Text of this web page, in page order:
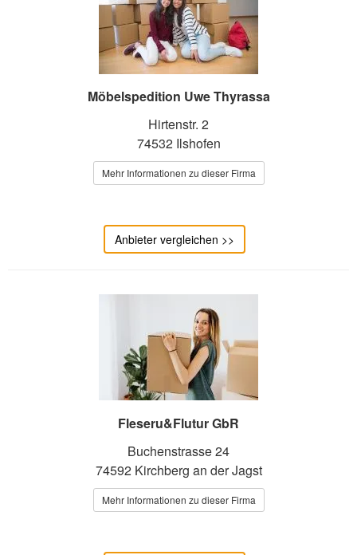
Möbelspedition Uwe Thyrassa
Hirtenstr. 2
74532 Ilshofen
Mehr Informationen zu dieser Firma
Anbieter vergleichen >>
Fleseru&Flutur GbR
Buchenstrasse 24
74592 Kirchberg an der Jagst
Mehr Informationen zu dieser Firma